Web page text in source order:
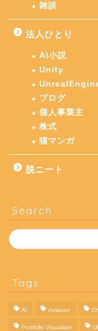
雑談
法人ひとり
AI小説
Unity
ブログ
個人事業主
株式
猫マンガ
脱ニート
Search
Tags
AI Amazon
Portfolio Visualizer